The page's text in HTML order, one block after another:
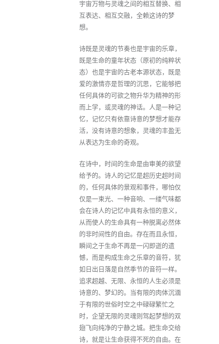
宇宙万物与灵魂之间的相互替换、相
互表达、相互交融，全赖这诗的梦
想。
诗既是灵魂的节奏也是宇宙的乐章，
既是生命的童年状态（原初的纯粹状
态）也是宇宙的古老本源状态，既是
爱的激情亦是哲理的沉思，它能够把
任何具体的可欲之物升华为精神的形
而上学，或灵魂的神话。人是一种记
忆，记忆只有依靠诗意的梦想才能存
活，没有诗意的想象，灵魂的丰盈无
从表达为生命的奇观。
在诗中，时间的生命是由审美的欲望
给予的。诗人的记忆是超历史超时间
的，任何具体的景观和事件，哪怕仅
仅是一束光、一种音响、一缕气味都
会在诗人的记忆中具有永恒的意义，
从而使人的生命具有一种脱离必然体
的非时间性的自由。存在而且永恒，
瞬间之于生命不再是一闪即逝的遗
憾，而是构成生命之乐章的音符，犹
如日出日落是自然季节的音符一样。
追求超越、无限、永恒的人生必须是
诗意的、梦幻的。当有限的肉体沉湎
于有限的世俗时空之中碌碌繁忙之
时，企望无限的灵魂则驾起梦想的双
翅飞向纯净的宁静之城。把生命交给
诗，就是让生命获得不死的自由。在